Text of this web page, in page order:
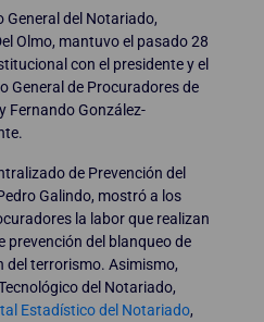
General del Notariado,
Olmo, mantuvo el pasado 28
con el presidente y el
General de Procuradores de
Fernando González-
de Prevención del
Galindo, mostró a los
la labor que realizan
prevención del blanqueo de
del terrorismo. Asimismo,
del Notariado,
Estadístico del Notariado,